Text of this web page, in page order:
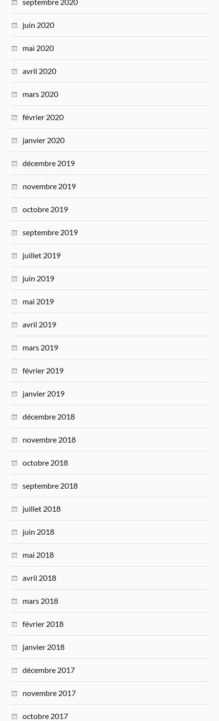
juin 2020
mai 2020
avril 2020
mars 2020
février 2020
janvier 2020
décembre 2019
novembre 2019
octobre 2019
septembre 2019
juillet 2019
juin 2019
mai 2019
avril 2019
mars 2019
février 2019
janvier 2019
décembre 2018
novembre 2018
octobre 2018
septembre 2018
juillet 2018
juin 2018
mai 2018
avril 2018
mars 2018
février 2018
janvier 2018
décembre 2017
novembre 2017
octobre 2017